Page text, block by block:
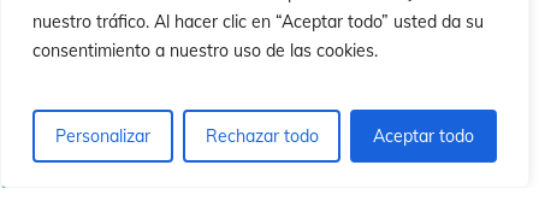
nuestro tráfico. Al hacer clic en “Aceptar todo” usted da su
consentimiento a nuestro uso de las cookies.
Personalizar Rechazar todo Aceptar todo